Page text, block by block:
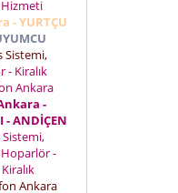
Hizmeti
- YURTÇU
Sistemi,
- Kiralık
Ankara
-
- ANDİÇEN
Sistemi,
Hoparlör -
Ankara